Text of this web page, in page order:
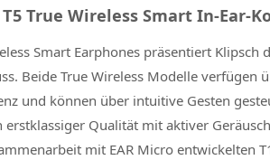
True Wireless Smart In-Ear-
Smart Earphones präsentiert
Beide True Wireless Modelle verfügen
und können über intuitive Gesten
erstklassiger Qualität mit aktiver
mit EAR Micro entwickelten